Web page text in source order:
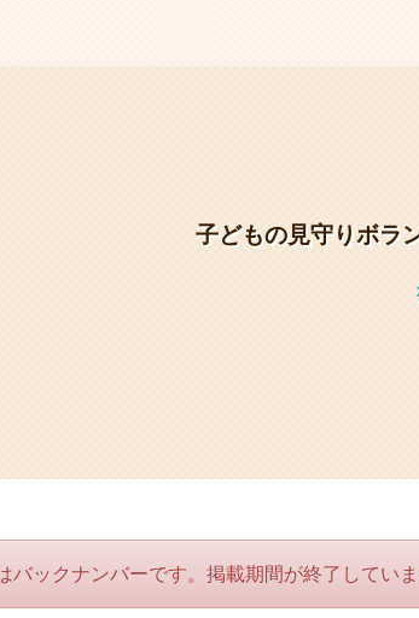
子どもの見守りボラ
バックナンバーです。掲載期間が終了していま